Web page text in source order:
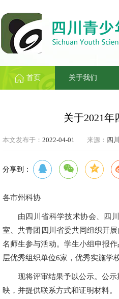
首页 关于我们
关于2021
本文发布于： 2022-04-01 来源： 四
分享到：
各市州科协
由四川省科学技术协会、四
室、共青团四川省委共同组织开
名师生参与活动。学生小组申报
层优秀组织单位6家，优秀实施学
现将评审结果予以公示。公
映，并提供联系方式和证明材料。